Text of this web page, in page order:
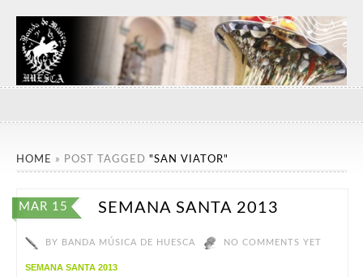
HOME » POST TAGGED "SAN VIATOR"
MAR 15 SEMANA SANTA 2013
BY BANDA MÚSICA DE HUESCA NO COMMENTS YET
SEMANA SANTA 2013